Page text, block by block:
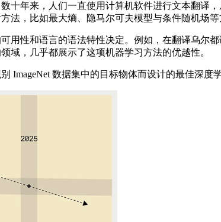
年来，人们一直使用计算机软件进行文本翻译
法，比如最大熵、隐马尔可夫模型与条件随机场等
性和语言的语法特性决定。例如，在翻译乌尔
域，几乎都展示了这项机器学习方法的优越性。
数据集中的目标物体而设计的最佳深度